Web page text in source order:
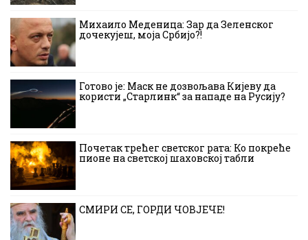
Михаило Меденица: Зар да Зеленског
дочекујеш, моја Србијо?!
Готово је: Маск не дозвољава Кијеву да
користи „Старлинк“ за нападе на Русију?
Почетак трећег светског рата: Ко покреће
пионе на светској шаховској табли
СМИРИ СЕ, ГОРДИ ЧОВЈЕЧЕ!